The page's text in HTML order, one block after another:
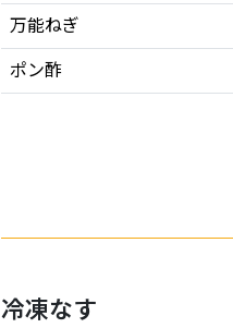
万能ねぎ
ポン酢
冷凍なす